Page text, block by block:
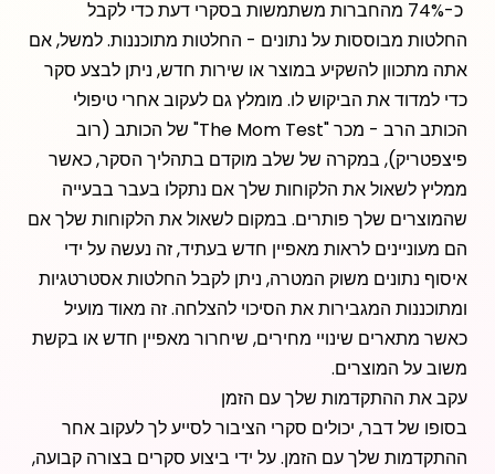
כ-74% מהחברות משתמשות בסקרי דעת כדי לקבל
החלטות מבוססות על נתונים - החלטות מתוכננות. למשל, אם
אתה מתכוון להשקיע במוצר או שירות חדש, ניתן לבצע סקר
כדי למדוד את הביקוש לו. מומלץ גם לעקוב אחרי טיפולי
הכותב הרב - מכר "The Mom Test" של הכותב (רוב
פיצפטריק), במקרה של שלב מוקדם בתהליך הסקר, כאשר
ממליץ לשאול את הלקוחות שלך אם נתקלו בעבר בבעייה
שהמוצרים שלך פותרים. במקום לשאול את הלקוחות שלך אם
הם מעוניינים לראות מאפיין חדש בעתיד, זה נעשה על ידי
איסוף נתונים משוק המטרה, ניתן לקבל החלטות אסטרטגיות
ומתוכננות המגבירות את הסיכוי להצלחה. זה מאוד מועיל
כאשר מתארים שינויי מחירים, שיחרור מאפיין חדש או בקשת
משוב על המוצרים.
עקב את ההתקדמות שלך עם הזמן
בסופו של דבר, יכולים סקרי הציבור לסייע לך לעקוב אחר
ההתקדמות שלך עם הזמן. על ידי ביצוע סקרים בצורה קבועה,